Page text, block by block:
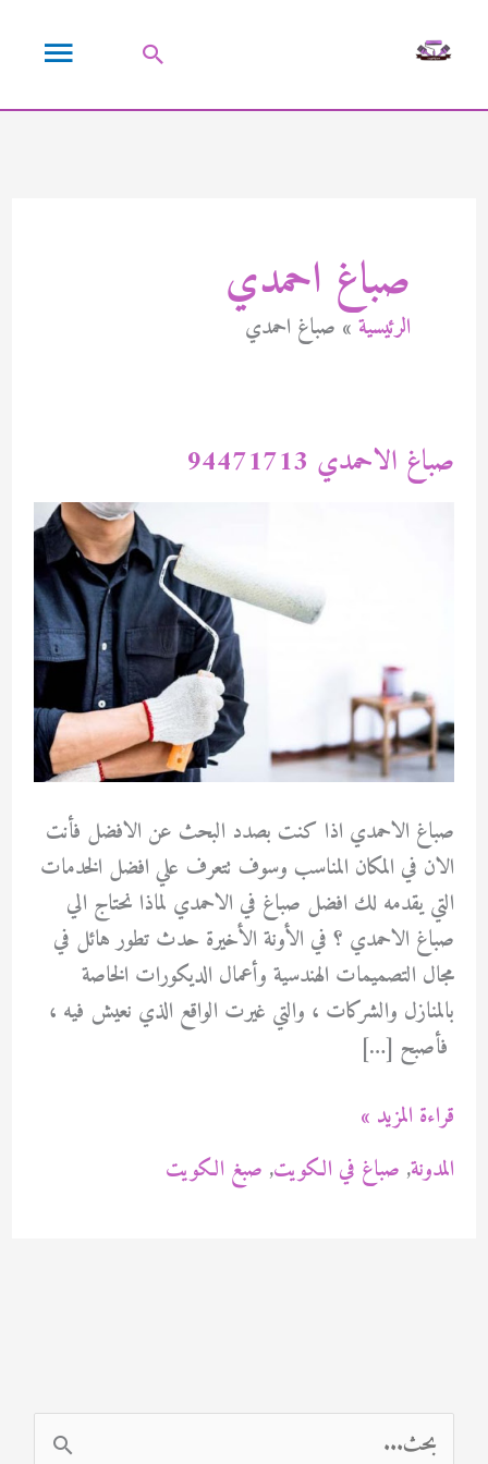
القائمة
البحث
صباغ احمدي
الرئيسية صباغ احمدي
صباغ الاحمدي 94471713
صباغ الاحمدي اذا كنت بصدد البحث عن الافضل فأنت
الان في المكان المناسب وسوف تتعرف علي افضل الخدمات
التي يقدمه لك افضل صباغ في الاحمدي لماذا نحتاج الي
صباغ الاحمدي ؟ في الأونة الأخيرة حدث تطور هائل في
مجال التصميمات الهندسية وأعمال الديكورات الخاصة
بالمنازل والشركات ، والتي غيرت الواقع الذي نعيش فيه ،
فأصبح […]
صباغ
الاحمدي
94471713
قراءة المزيد »
المدونة, صباغ في الكويت, صبغ الكويت